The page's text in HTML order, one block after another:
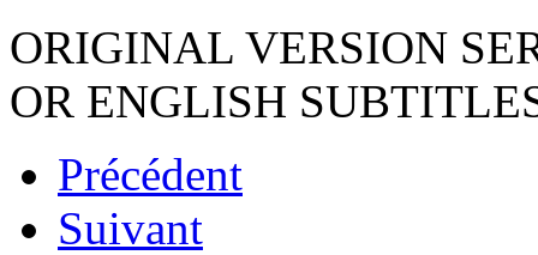
ORIGINAL VERSION
OR ENGLISH
Précédent
Suivant